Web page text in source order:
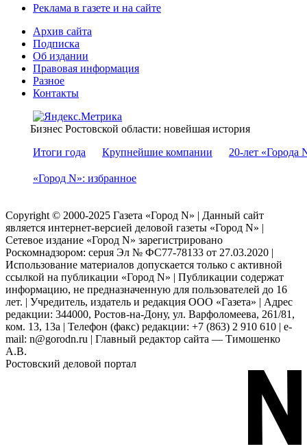
Реклама в газете и на сайте
Архив сайта
Подписка
Об издании
Правовая информация
Разное
Контакты
Бизнес Ростовской области: новейшая история
Итоги года
Крупнейшие компании 20-лет «Города
«Город N»: избранное
Copyright © 2000-2025 Газета «Город N» | Данный сайт
является интернет-версией деловой газеты «Город N» |
Сетевое издание «Город N» зарегистрировано
Роскомнадзором: серuя Эл № ФС77-78133 от 27.03.2020 |
Использование материалов допускается только с активной
ссылкой на публикации «Город N» | Публикации содержат
информацию, не предназначенную для пользователей до 16
лет. | Учредитель, издатель и редакция ООО «Газета» | Адрес
редакции: 344000, Ростов-на-Дону, ул. Варфоломеева, 261/81,
ком. 13, 13а | Телефон (факс) редакции: +7 (863) 2 910 610 | e-
mail: n@gorodn.ru | Главный редактор сайта — Тимошенко
А.В.
Ростовский деловой портал